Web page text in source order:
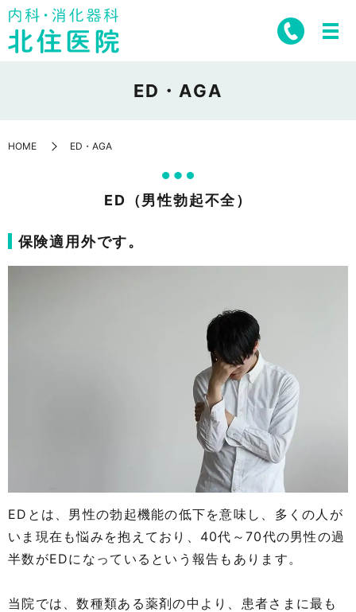
ED・AGA
HOME ED・AGA
ED（男性勃起不全）
保険適用外です。
EDとは、男性の勃起機能の低下を意味し、多くの人が
いま現在も悩みを抱えており、40代～70代の男性の過
半数がEDになっているという報告もあります。
当院では、数種類ある薬剤の中より、患者さまに最も